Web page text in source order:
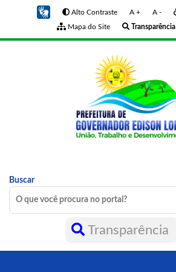
Alto Contraste A + A -
Mapa do Site
Transparência
Buscar
Transparência